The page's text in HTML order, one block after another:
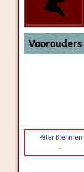
Voorouders
Peter Brehmen
-